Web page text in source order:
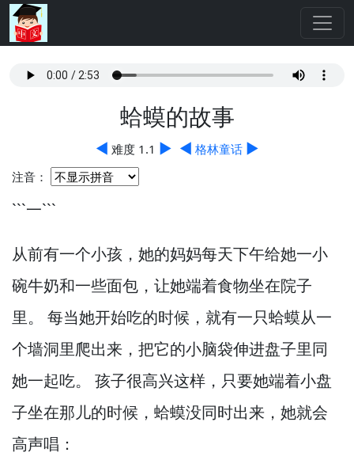
蛤蟆的故事
◀ 难度 1.1 ▶ ◀ 格林童话 ▶
注音：
```一```
从前有一个小孩， 她的妈妈每天下午给她一小
碗牛奶和一些面包， 让她端着食物坐在院子
里。
每当她开始吃的时候， 就有一只蛤蟆从一
个墙洞里爬出来， 把它的小脑袋伸进盘子里同
她一起吃。
孩子很高兴这样， 只要她端着小盘
子坐在那儿的时候， 蛤蟆没同时出来， 她就会
高声唱：